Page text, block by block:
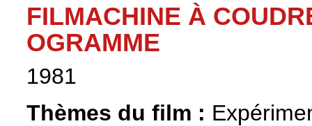
FILMACHINE À
OGRAMME
1981
Thèmes du film :